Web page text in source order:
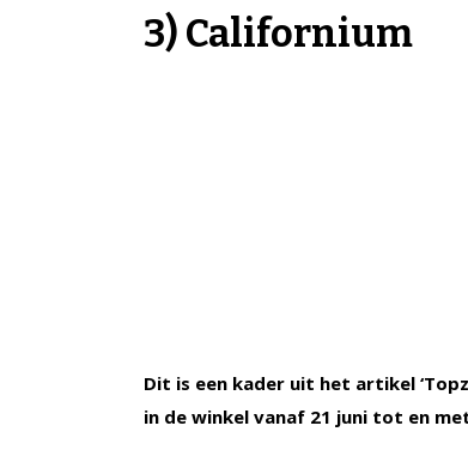
3) Californium
Dit is een kader uit het artikel
in de winkel vanaf 21 juni tot en